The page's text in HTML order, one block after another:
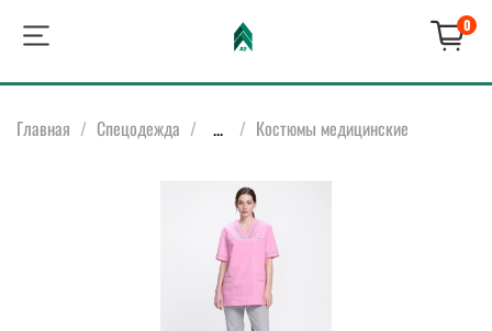
0
Главная Спецодежда ... Костюмы медицинские